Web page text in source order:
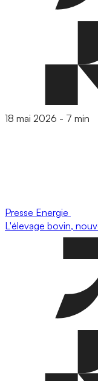
18 mai 2026 - 7 min
Presse Energie
L'élevage bovin,